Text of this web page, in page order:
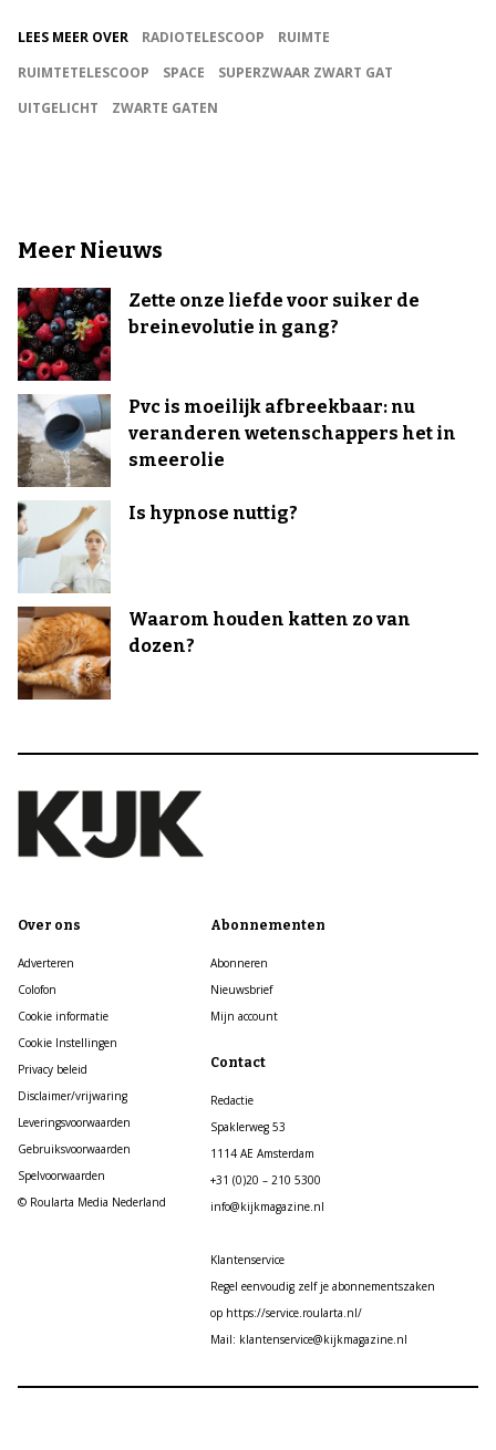
LEES MEER OVER RADIOTELESCOOP
RUIMTE
RUIMTETELESCOOP
SPACE
SUPERZWAAR ZWART GAT
UITGELICHT
ZWARTE GATEN
Meer Nieuws
Zette onze liefde voor suiker de
breinevolutie in gang?
Pvc is moeilijk afbreekbaar: nu
veranderen wetenschappers het in
smeerolie
Is hypnose nuttig?
Waarom houden katten zo van
dozen?
Over ons
Adverteren
Colofon
Cookie informatie
Cookie Instellingen
Privacy beleid
Disclaimer/vrijwaring
Leveringsvoorwaarden
Gebruiksvoorwaarden
Spelvoorwaarden
© Roularta Media Nederland
Abonnementen
Abonneren
Nieuwsbrief
Mijn account
Contact
Redactie
Spaklerweg 53
1114 AE Amsterdam
+31 (0)20 – 210 5300
info@kijkmagazine.nl
Klantenservice
Regel eenvoudig zelf je abonnementszaken
op https://service.roularta.nl/
Mail: klantenservice@kijkmagazine.nl